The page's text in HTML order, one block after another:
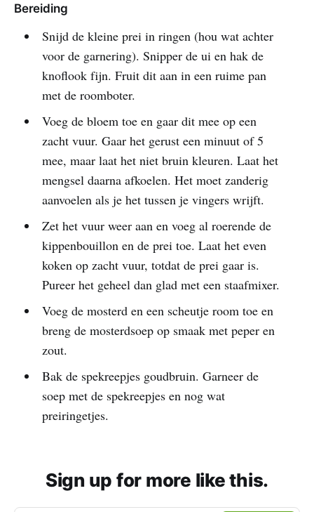
Bereiding
Snijd de kleine prei in ringen (hou wat achter
voor de garnering). Snipper de ui en hak de
knoflook fijn. Fruit dit aan in een ruime pan
met de roomboter.
Voeg de bloem toe en gaar dit mee op een
zacht vuur. Gaar het gerust een minuut of 5
mee, maar laat het niet bruin kleuren. Laat het
mengsel daarna afkoelen. Het moet zanderig
aanvoelen als je het tussen je vingers wrijft.
Zet het vuur weer aan en voeg al roerende de
kippenbouillon en de prei toe. Laat het even
koken op zacht vuur, totdat de prei gaar is.
Pureer het geheel dan glad met een staafmixer.
Voeg de mosterd en een scheutje room toe en
breng de mosterdsoep op smaak met peper en
zout.
Bak de spekreepjes goudbruin. Garneer de
soep met de spekreepjes en nog wat
preiringetjes.
Sign up for more like this.